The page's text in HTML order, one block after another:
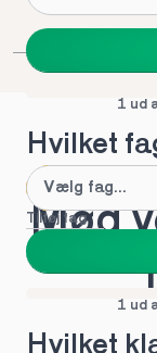
1 ud
Hvilket
Tilføj fag
1 ud
Hvilket
Mød